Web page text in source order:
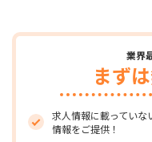
業界
まず
求人情報に載っていな
情報をご提供！